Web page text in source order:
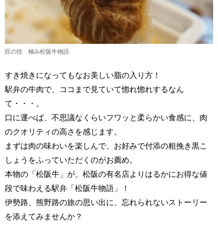
匠の技 極み松阪牛物語
すき焼きになってもなお美しい脂の入り方！
駅弁の牛肉で、ココまで見ていて惚れ惚れするなん
て・・・。
口に運べば、不思議なくらいフワッと柔らかい食感に、肉
のクオリティの高さを感じます。
まずは肉の味わいを楽しんで、お好みで付添の粗挽き黒こ
しょうをふっていただくのがお薦め。
本物の「松阪牛」が、松阪の有名店よりはるかにお得な値
段で味わえる駅弁「松阪牛物語」！
伊勢路、熊野路の旅の思い出に、忘れられないストーリー
を添えてみませんか？